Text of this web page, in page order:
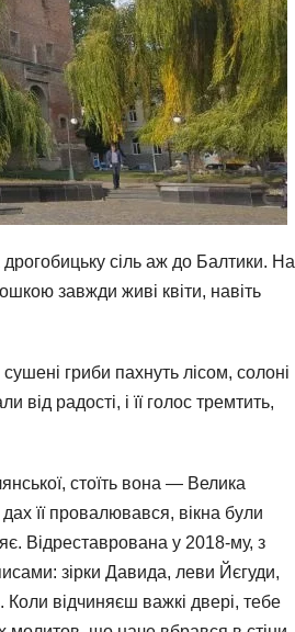
сіль аж до Балтики. На
завжди живі квіти, навіть
гриби пахнуть лісом, солоні
радості, і її голос тремтить,
стоїть вона — Велика
її провалювався, вікна були
Відреставрована у 2018-му, з
зірки Давида, леви Йєгуди,
Коли відчиняєш важкі двері, тебе